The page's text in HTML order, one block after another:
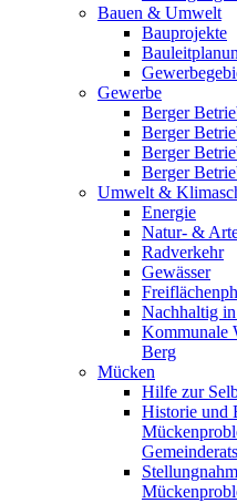
Bauen & Umwelt
Bauprojekte
Gewerbe
Berger
Berger
Berger
Berger
Umwelt &
Energie
Natur- &
Radverkehr
Gewässer
Nachhaltig
Kommunale
Berg
Mücken
Hilfe zur
Historie und